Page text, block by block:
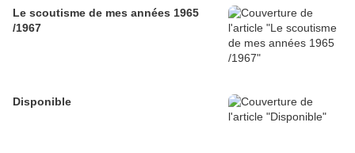
Le scoutisme de mes années 1965
/1967
Disponible